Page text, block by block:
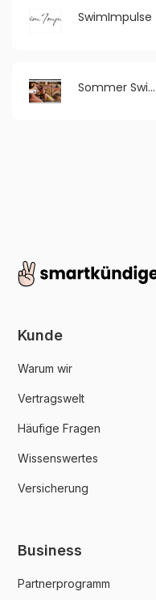
SwimImpulse
Sommer Swim
Kunde
Warum wir
Vertragswelt
Häufige Fragen
Wissenswertes
Versicherung
Business
Partnerprogramm